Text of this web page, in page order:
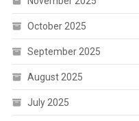
October 2025
September 2025
August 2025
July 2025